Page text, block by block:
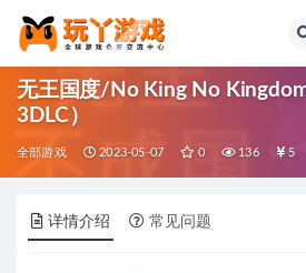
无王国度/No King No
3DLC）
全部游戏 2023-05-07 0 136 5
详情介绍 常见问题